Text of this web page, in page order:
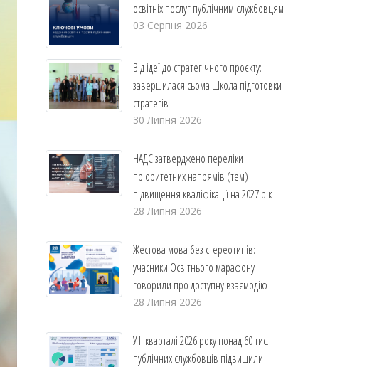
освітніх послуг публічним службовцям
03 Серпня 2026
Від ідеї до стратегічного проєкту:
завершилася сьома Школа підготовки
стратегів
30 Липня 2026
НАДС затверджено переліки
пріоритетних напрямів (тем)
підвищення кваліфікації на 2027 рік
28 Липня 2026
Жестова мова без стереотипів:
учасники Освітнього марафону
говорили про доступну взаємодію
28 Липня 2026
У ІІ кварталі 2026 року понад 60 тис.
публічних службовців підвищили